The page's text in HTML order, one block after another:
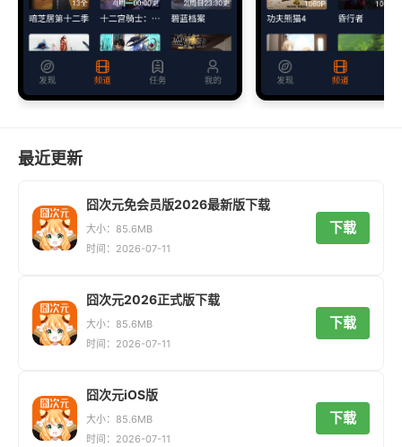
最近更新
囧次元免会员版2026最新版下载
大小：85.6MB
时间：2026-07-11
下载
囧次元2026正式版下载
大小：85.6MB
时间：2026-07-11
下载
囧次元iOS版
大小：85.6MB
时间：2026-07-11
下载